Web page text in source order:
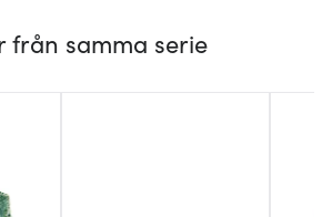
från samma serie